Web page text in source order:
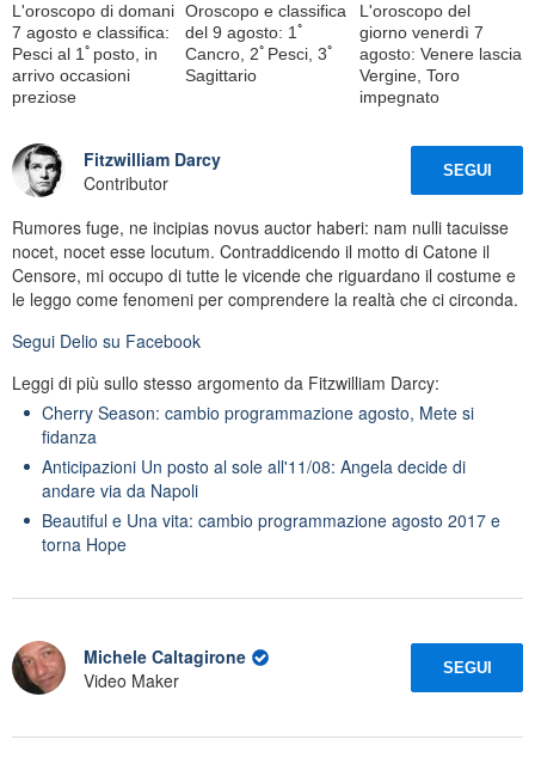
L'oroscopo di domani
7 agosto e classifica:
Pesci al 1ﾟposto, in
arrivo occasioni
preziose
Oroscopo e classifica
del 9 agosto: 1ﾟ
Cancro, 2ﾟPesci, 3ﾟ
Sagittario
L'oroscopo del
giorno venerdì 7
agosto: Venere lascia
Vergine, Toro
impegnato
Fitzwilliam Darcy
Contributor
SEGUI
Rumores fuge, ne incipias novus auctor haberi: nam nulli tacuisse
nocet, nocet esse locutum. Contraddicendo il motto di Catone il
Censore, mi occupo di tutte le vicende che riguardano il costume e
le leggo come fenomeni per comprendere la realtà che ci circonda.
Segui Delio su Facebook
Leggi di più sullo stesso argomento da Fitzwilliam Darcy:
Cherry Season: cambio programmazione agosto, Mete si
fidanza
Anticipazioni Un posto al sole all'11/08: Angela decide di
andare via da Napoli
Beautiful e Una vita: cambio programmazione agosto 2017 e
torna Hope
Michele Caltagirone
Video Maker
SEGUI